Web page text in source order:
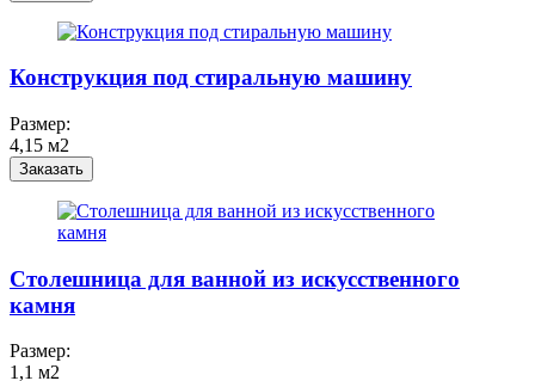
Конструкция под стиральную машину
Размер:
4,15 м2
Заказать
Столешница для ванной из искусственного
камня
Размер:
1,1 м2